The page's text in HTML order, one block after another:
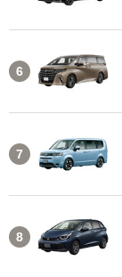
6
7
8